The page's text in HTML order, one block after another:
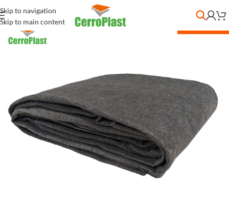
Skip to navigation
Skip to main content